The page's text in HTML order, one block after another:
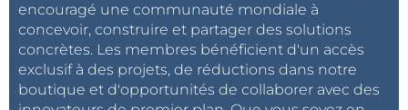
encouragé une communauté mondiale à
concevoir, construire et partager des solutions
concrètes. Les membres bénéficient d'un accès
exclusif à des projets, de réductions dans notre
boutique et d'opportunités de collaborer avec des